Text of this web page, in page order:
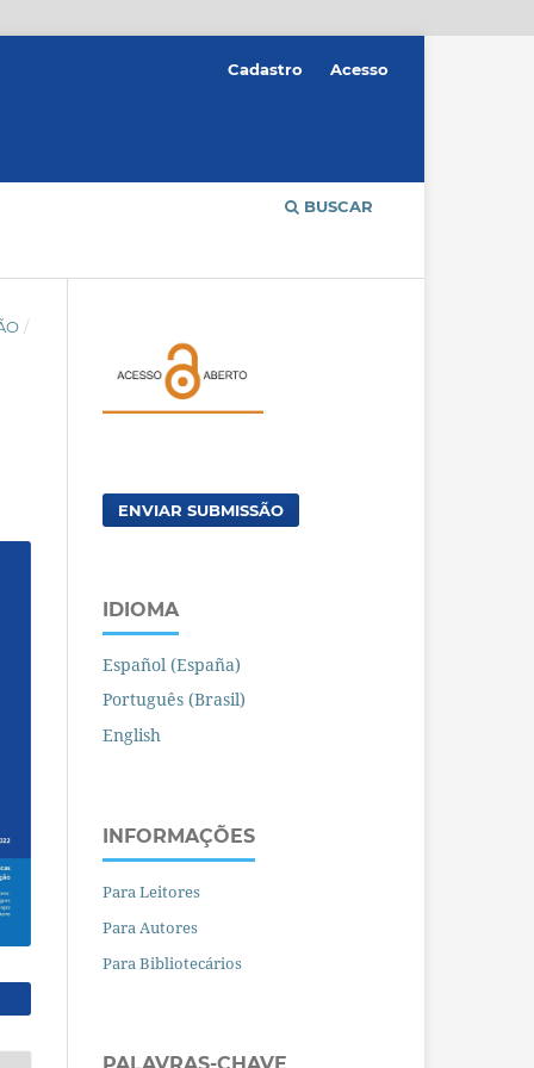
BUSCAR
Cadastro Acesso
/
ENVIAR SUBMISSÃO
IDIOMA
Español (España)
Português (Brasil)
English
INFORMAÇÕES
Para Leitores
Para Autores
Para Bibliotecários